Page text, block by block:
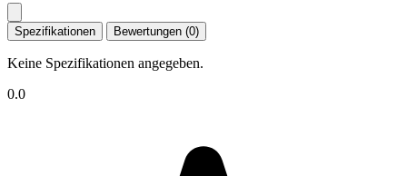
Spezifikationen Bewertungen (0)
Keine Spezifikationen angegeben.
0.0